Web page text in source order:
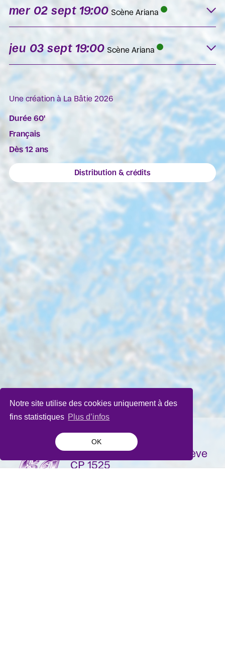
Notre site utilise des cookies uniquement à des
fins statistiques Plus d’infos
OK
mer 02 sept 19:00 Scène Ariana
jeu 03 sept 19:00 Scène Ariana
Une création à La Bâtie 2026
Durée 60'
Français
Dès 12 ans
Distribution & crédits
La Bâtie-Festival de Genève
CP 1525